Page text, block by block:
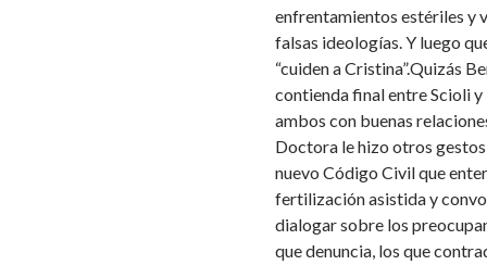
enfrentamientos estériles y
falsas ideologías. Y luego
“cuiden a Cristina”.Quizás
contienda final entre Scioli
ambos con buenas
Doctora le hizo otros
nuevo Código Civil que
fertilización asistida y
dialogar sobre los
que denuncia, los que